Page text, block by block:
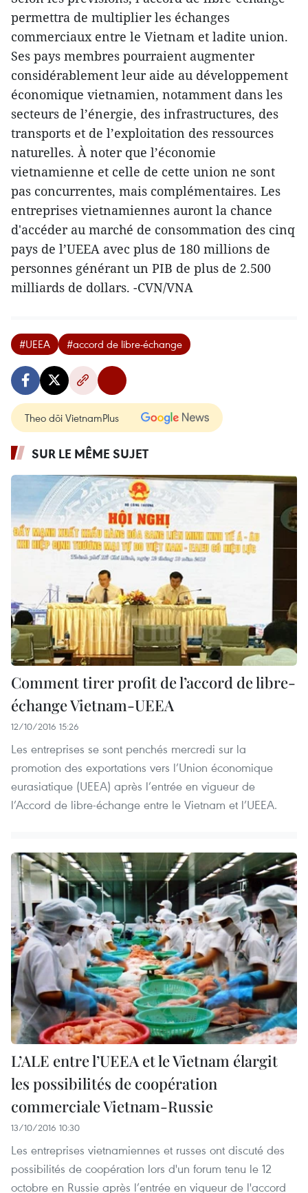
permettra de multiplier les échanges
commerciaux entre le Vietnam et ladite union.
Ses pays membres pourraient augmenter
considérablement leur aide au développement
économique vietnamien, notamment dans les
secteurs de l’énergie, des infrastructures, des
transports et de l’exploitation des ressources
naturelles. À noter que l’économie
vietnamienne et celle de cette union ne sont
pas concurrentes, mais complémentaires. Les
entreprises vietnamiennes auront la chance
d'accéder au marché de consommation des cinq
pays de l’UEEA avec plus de 180 millions de
personnes générant un PIB de plus de 2.500
milliards de dollars. -CVN/VNA
#UEEA #accord de libre-échange
Theo dõi VietnamPlus
SUR LE MÊME SUJET
Comment tirer profit de l’accord de libre-
échange Vietnam-UEEA
12/10/2016 15:26
Les entreprises se sont penchés mercredi sur la
promotion des exportations vers l’Union économique
eurasiatique (UEEA) après l’entrée en vigueur de
l’Accord de libre-échange entre le Vietnam et l’UEEA.
L’ALE entre l’UEEA et le Vietnam élargit
les possibilités de coopération
commerciale Vietnam-Russie
13/10/2016 10:30
Les entreprises vietnamiennes et russes ont discuté des
possibilités de coopération lors d'un forum tenu le 12
octobre en Russie après l’entrée en vigueur de l'accord